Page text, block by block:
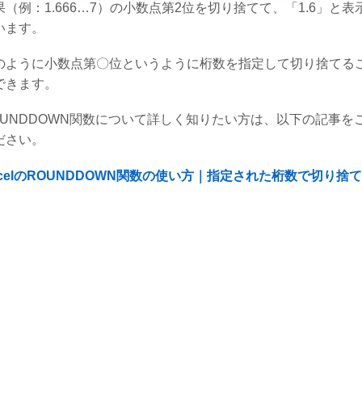
（例：1.666…7）の小数点第2位を切り捨てて、「1.6」と表
ます。
ように小数点第〇位というように桁数を指定して切り捨てる
きます。
関数について詳しく知りたい方は、以下の記事を
さい。
のROUNDDOWN関数の使い方｜指定された桁数で切り捨て